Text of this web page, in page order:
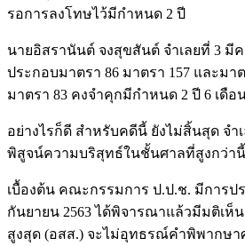
รอการลงโทษไว้มีกำหนด 2 ปี
นายอิสรานันต์ จงสุขสันต์ จำเลยที่ 3 มี
ประกอบมาตรา 86 มาตรา 157 และมา
มาตรา 83 คงจำคุกมีกำหนด 2 ปี 6 เดือ
อย่างไรก็ดี สำหรับคดีนี้ ยังไม่สิ้นสุด จำ
พิสูจน์ความบริสุทธ์ในชั้นศาลที่สูงกว่า
เบื้องต้น คณะกรรมการ ป.ป.ช. มีการป
กันยายน 2563 ได้พิจารณาแล้วมีมติเห็
สูงสุด (อสส.) จะไม่อุทธรณ์คำพิพากษ